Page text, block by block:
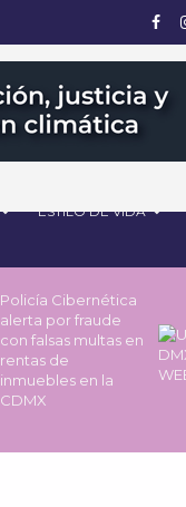
ESTILO DE VIDA
Policía Cibernética
alerta por fraude
con falsas multas en
rentas de
inmuebles en la
CDMX